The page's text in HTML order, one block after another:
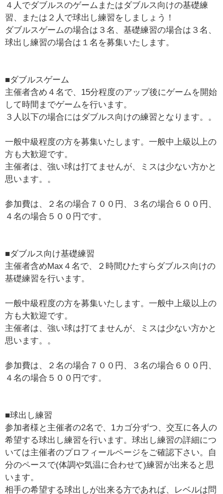
４人でダブルスのゲームまたはダブルス向けの基礎練
習、または２人で球出し練習をしましょう！
ダブルスゲームの場合は３名、基礎練習の場合は３名、
球出し練習の場合は１名を募集いたします。
■ダブルスゲーム
主催者含め４名で、15分程度のアップ後にゲームを開始
して時間までゲームを行います。
３人以下の場合にはダブルス向けの練習となります。。
一般中級程度の方を募集いたします。一般中上級以上の
方も大歓迎です。
主催者は、強い球は打てませんが、ミスは少ない方かと
思います。。
参加費は、２名の場合７００円、３名の場合６００円、
４名の場合５００円です。
■ダブルス向け基礎練習
主催者含めMax４名で、２時間ひたすらダブルス向けの
基礎練習を行います。
一般中級程度の方を募集いたします。一般中上級以上の
方も大歓迎です。
主催者は、強い球は打てませんが、ミスは少ない方かと
思います。。
参加費は、２名の場合７００円、３名の場合６００円、
４名の場合５００円です。
■球出し練習
参加者様と主催者の2名で、1カゴ分ずつ、交互に各人の
希望する球出し練習を行います。球出し練習の詳細につ
いては主催者のプロフィールページをご確認下さい。自
分のペースで(体調や気温に合わせて)練習が出来ると思
います。
相手の希望する球出しが出来る方であれば、レベルは問